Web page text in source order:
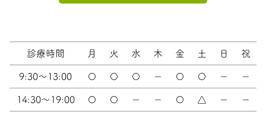
診療時間 月 火 水 木 金 土 日 祝
9:30～13:00 〇 〇 〇 － 〇 〇 － －
14:30～19:00 〇 〇 － － 〇 △ － －